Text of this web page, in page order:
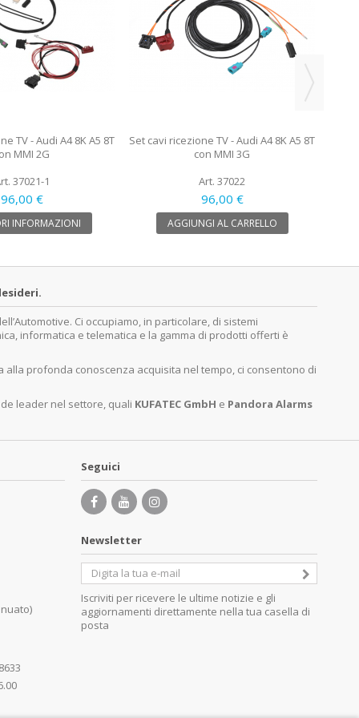
TV - Audi A4 8K A5 8T
MMI 2G
37021-1
96,00 €
INFORMAZIONI
Set cavi ricezione TV - Audi A4 8K A5 8T
con MMI 3G
Art. 37022
96,00 €
AGGIUNGI AL CARRELLO
Ci occupiamo, in particolare, di sistemi
informatica e telematica e la gamma di prodotti offerti è
profonda conoscenza acquisita nel tempo, ci consentono di
leader nel settore, quali KUFATEC GmbH e Pandora Alarms
Seguici
Newsletter
Iscriviti per ricevere le ultime notizie e gli
aggiornamenti direttamente nella tua casella di
posta